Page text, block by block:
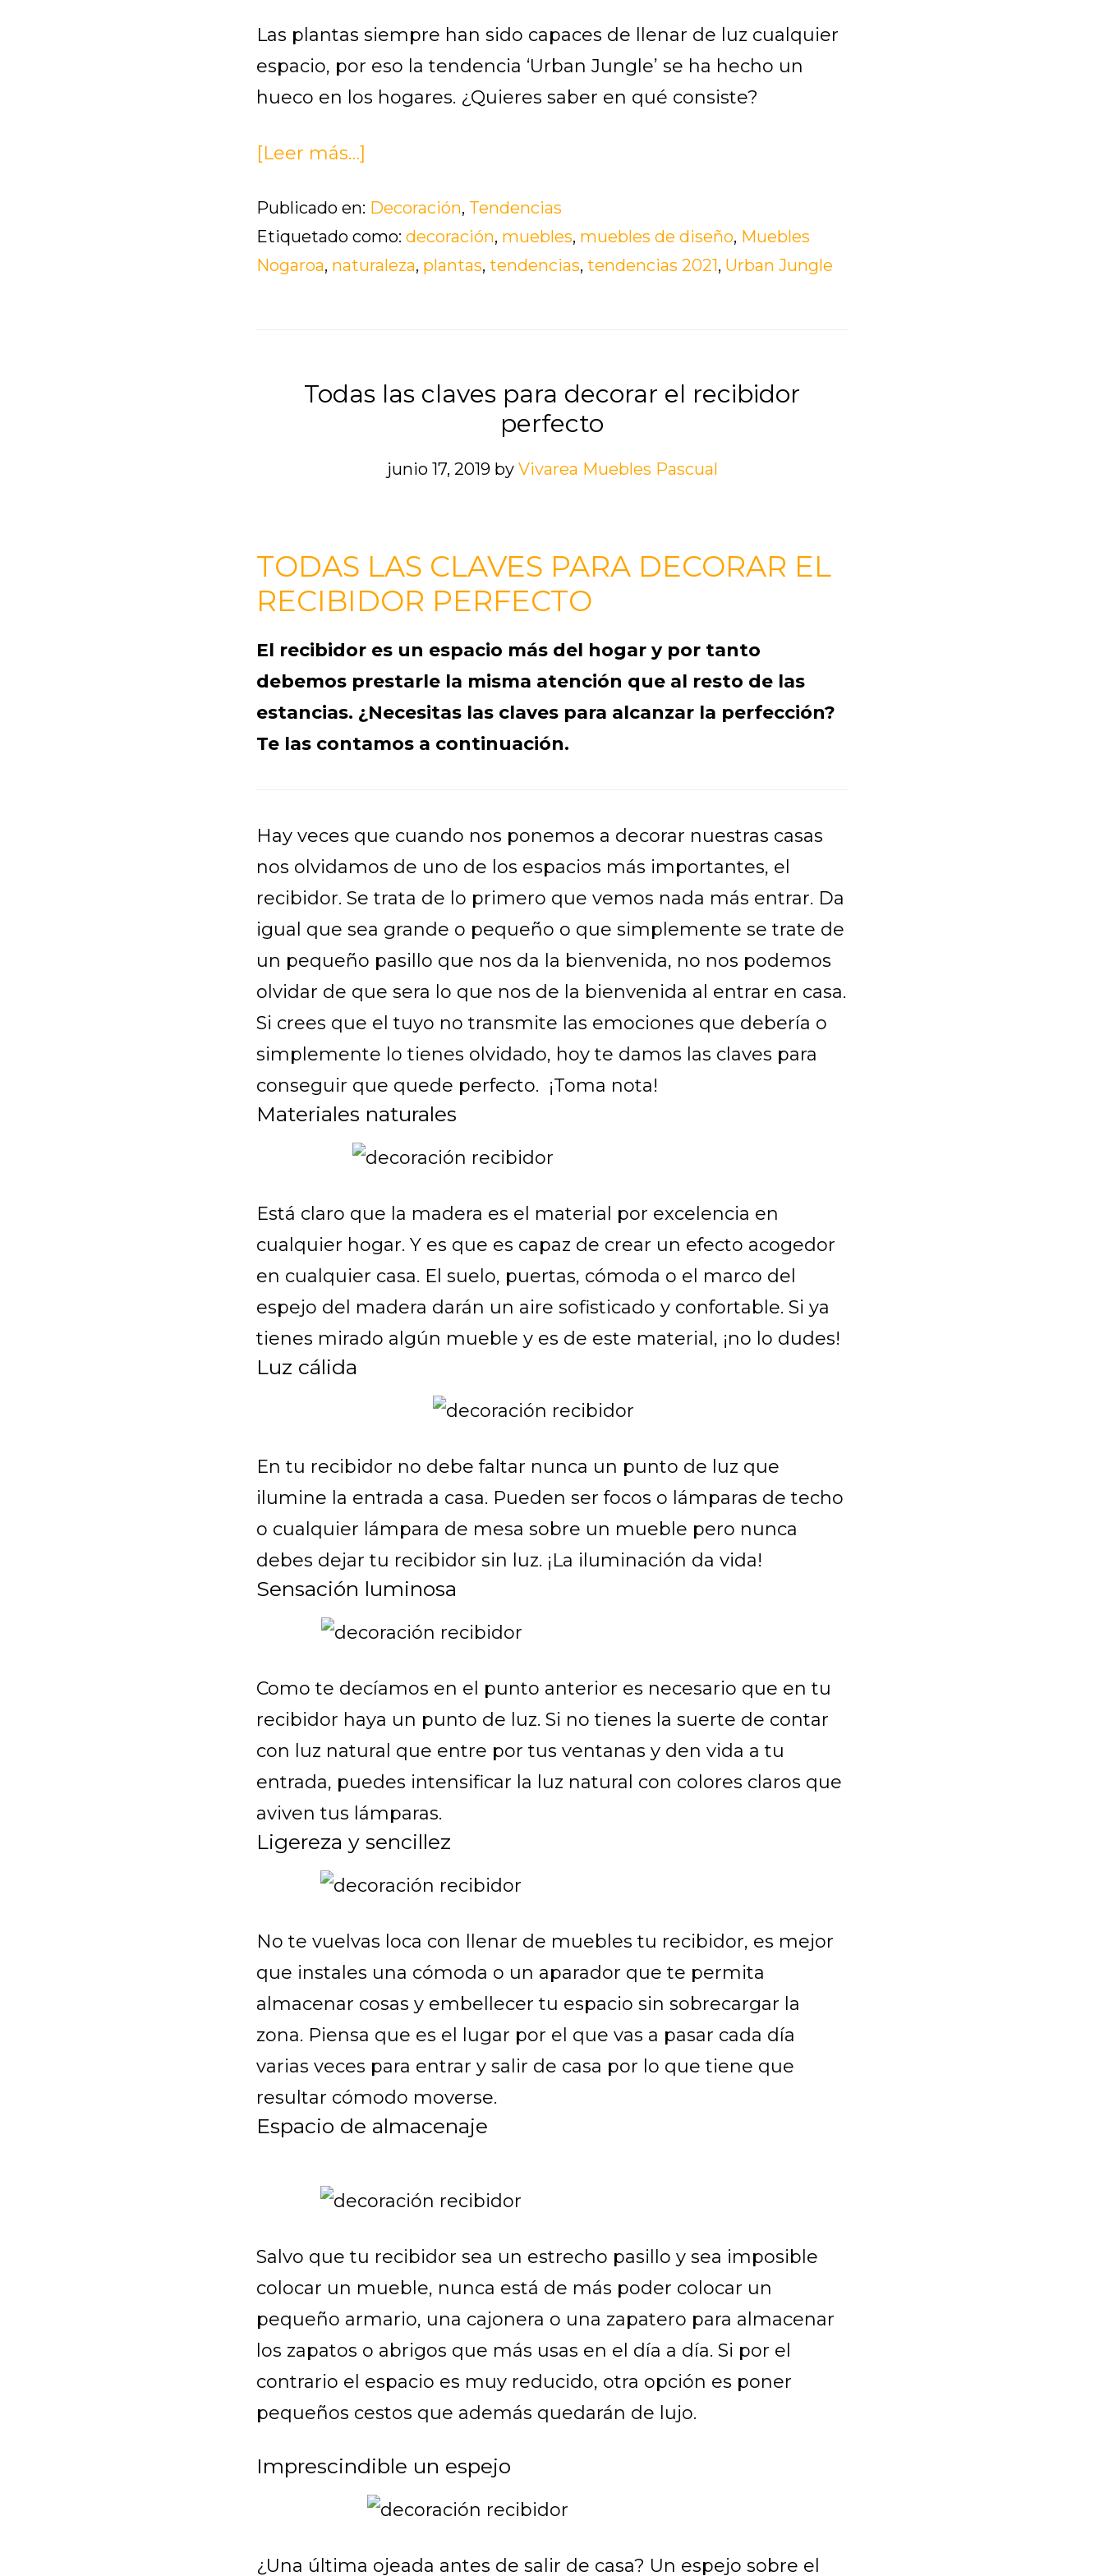
Las plantas siempre han sido capaces de llenar de luz cualquier
espacio, por eso la tendencia ‘Urban Jungle’ se ha hecho un
hueco en los hogares. ¿Quieres saber en qué consiste?
[Leer más…]
‘Urban
Jungle’,
la
decoración
triunfa
Publicado en: Decoración, Tendencias
Etiquetado como: decoración, muebles, muebles de diseño, Muebles
Nogaroa, naturaleza, plantas, tendencias, tendencias 2021, Urban Jungle
Todas las claves para decorar el recibidor
perfecto
junio 17, 2019by Vivarea Muebles Pascual
TODAS LAS CLAVES PARA DECORAR EL
RECIBIDOR PERFECTO
El recibidor es un espacio más del hogar y por tanto
debemos prestarle la misma atención que al resto de las
estancias. ¿Necesitas las claves para alcanzar la perfección?
Te las contamos a continuación.
Hay veces que cuando nos ponemos a decorar nuestras casas
nos olvidamos de uno de los espacios más importantes, el
recibidor. Se trata de lo primero que vemos nada más entrar. Da
igual que sea grande o pequeño o que simplemente se trate de
un pequeño pasillo que nos da la bienvenida, no nos podemos
olvidar de que sera lo que nos de la bienvenida al entrar en casa.
Si crees que el tuyo no transmite las emociones que debería o
simplemente lo tienes olvidado, hoy te damos las claves para
conseguir que quede perfecto. ¡Toma nota!
Materiales naturales
Está claro que la madera es el material por excelencia en
cualquier hogar. Y es que es capaz de crear un efecto acogedor
en cualquier casa. El suelo, puertas, cómoda o el marco del
espejo del madera darán un aire sofisticado y confortable. Si ya
tienes mirado algún mueble y es de este material, ¡no lo dudes!
Luz cálida
En tu recibidor no debe faltar nunca un punto de luz que
ilumine la entrada a casa. Pueden ser focos o lámparas de techo
o cualquier lámpara de mesa sobre un mueble pero nunca
debes dejar tu recibidor sin luz. ¡La iluminación da vida!
Sensación luminosa
Como te decíamos en el punto anterior es necesario que en tu
recibidor haya un punto de luz. Si no tienes la suerte de contar
con luz natural que entre por tus ventanas y den vida a tu
entrada, puedes intensificar la luz natural con colores claros que
aviven tus lámparas.
Ligereza y sencillez
No te vuelvas loca con llenar de muebles tu recibidor, es mejor
que instales una cómoda o un aparador que te permita
almacenar cosas y embellecer tu espacio sin sobrecargar la
zona. Piensa que es el lugar por el que vas a pasar cada día
varias veces para entrar y salir de casa por lo que tiene que
resultar cómodo moverse.
Espacio de almacenaje
Salvo que tu recibidor sea un estrecho pasillo y sea imposible
colocar un mueble, nunca está de más poder colocar un
pequeño armario, una cajonera o una zapatero para almacenar
los zapatos o abrigos que más usas en el día a día. Si por el
contrario el espacio es muy reducido, otra opción es poner
pequeños cestos que además quedarán de lujo.
Imprescindible un espejo
¿Una última ojeada antes de salir de casa? Un espejo sobre el